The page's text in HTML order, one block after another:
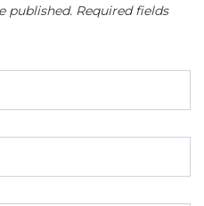
published. Required fields